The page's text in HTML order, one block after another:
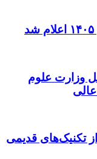
وزارت علوم
تکنیک‌های قدیمی